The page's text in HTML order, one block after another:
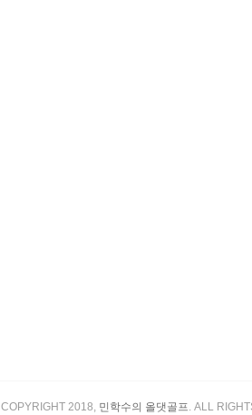
COPYRIGHT 2018, 민학수의 올댓골프. ALL